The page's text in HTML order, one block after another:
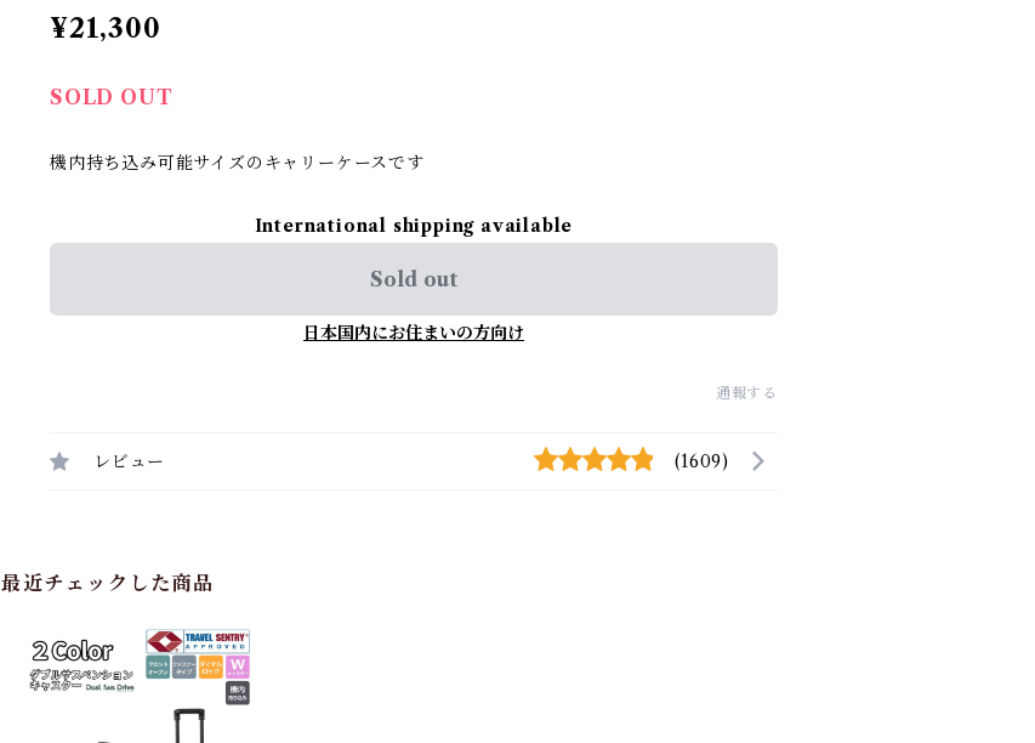
¥21,300
SOLD OUT
機内持ち込み可能サイズのキャリーケースです
International shipping available
Sold out
日本国内にお住まいの方向け
通報する
レビュー (1609)
最近チェックした商品